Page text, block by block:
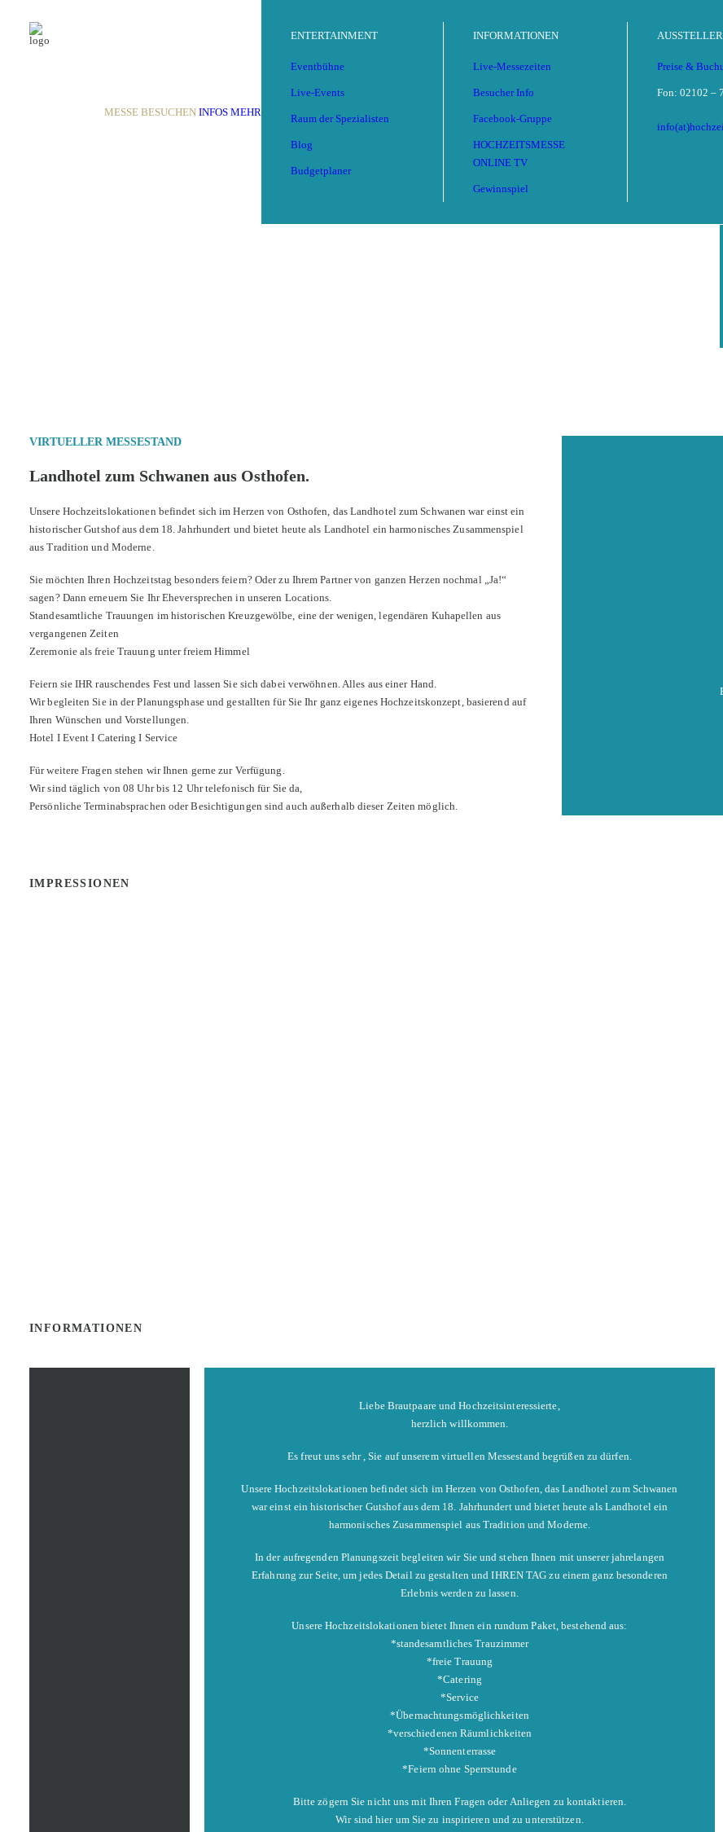
MESSE BESUCHEN INFOS MEHR
ENTERTAINMENT
Eventbühne
Live-Events
Raum der Spezialisten
Blog
Budgetplaner
INFORMATIONEN
Live-Messezeiten
Besucher Info
Facebook-Gruppe
HOCHZEITSMESSE
ONLINE TV
Gewinnspiel
Preise &
Fon: 02102 –
VIRTUELLER MESSESTAND
Landhotel zum Schwanen aus Osthofen.
Unsere Hochzeitslokationen befindet sich im Herzen von Osthofen, das Landhotel zum Schwanen war einst ein
historischer Gutshof aus dem 18. Jahrhundert und bietet heute als Landhotel ein harmonisches Zusammenspiel
aus Tradition und Moderne.
Sie möchten Ihren Hochzeitstag besonders feiern? Oder zu Ihrem Partner von ganzen Herzen nochmal „Ja!“
sagen? Dann erneuern Sie Ihr Eheversprechen in unseren Locations.
Standesamtliche Trauungen im historischen Kreuzgewölbe, eine der wenigen, legendären Kuhapellen aus
vergangenen Zeiten
Zeremonie als freie Trauung unter freiem Himmel
Feiern sie IHR rauschendes Fest und lassen Sie sich dabei verwöhnen. Alles aus einer Hand.
Wir begleiten Sie in der Planungsphase und gestallten für Sie Ihr ganz eigenes Hochzeitskonzept, basierend auf
Ihren Wünschen und Vorstellungen.
Hotel I Event I Catering I Service
Für weitere Fragen stehen wir Ihnen gerne zur Verfügung.
Wir sind täglich von 08 Uhr bis 12 Uhr telefonisch für Sie da,
Persönliche Terminabsprachen oder Besichtigungen sind auch außerhalb dieser Zeiten möglich.
IMPRESSIONEN
INFORMATIONEN
Liebe Brautpaare und Hochzeitsinteressierte,
herzlich willkommen.
Es freut uns sehr , Sie auf unserem virtuellen Messestand begrüßen zu dürfen.
Unsere Hochzeitslokationen befindet sich im Herzen von Osthofen, das Landhotel zum Schwanen
war einst ein historischer Gutshof aus dem 18. Jahrhundert und bietet heute als Landhotel ein
harmonisches Zusammenspiel aus Tradition und Moderne.
In der aufregenden Planungszeit begleiten wir Sie und stehen Ihnen mit unserer jahrelangen
Erfahrung zur Seite, um jedes Detail zu gestalten und IHREN TAG zu einem ganz besonderen
Erlebnis werden zu lassen.
Unsere Hochzeitslokationen bietet Ihnen ein rundum Paket, bestehend aus:
*standesamtliches Trauzimmer
*freie Trauung
*Catering
*Service
*Übernachtungsmöglichkeiten
*verschiedenen Räumlichkeiten
*Sonnenterrasse
*Feiern ohne Sperrstunde
Bitte zögern Sie nicht uns mit Ihren Fragen oder Anliegen zu kontaktieren.
Wir sind hier um Sie zu inspirieren und zu unterstützen.